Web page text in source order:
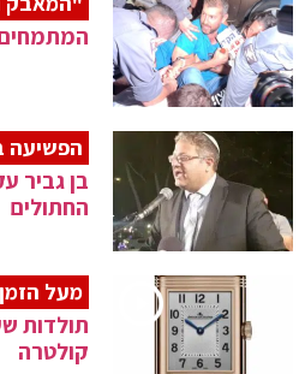
הפשיעה
בן גביר
החתולים
מעל הזמן
תולדות
קולטרה